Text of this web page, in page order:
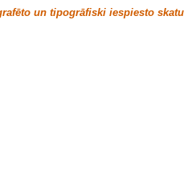
un tipogrāfiski iespiesto skatu